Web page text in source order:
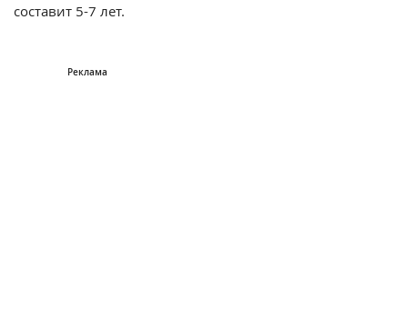
составит 5-7 лет.